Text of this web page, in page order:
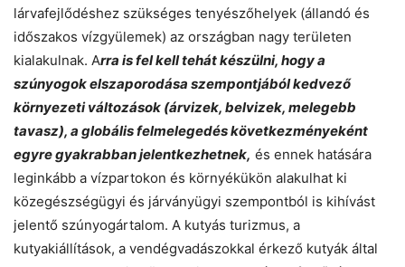
lárvafejlődéshez szükséges tenyészőhelyek (állandó és
időszakos vízgyülemek) az országban nagy területen
kialakulnak. Arra is fel kell tehát készülni, hogy a
szúnyogok elszaporodása szempontjából kedvező
környezeti változások (árvizek, belvizek, melegebb
tavasz), a globális felmelegedés következményeként
egyre gyakrabban jelentkezhetnek, és ennek hatására
leginkább a vízpartokon és környékükön alakulhat ki
közegészségügyi és járványügyi szempontból is kihívást
jelentő szúnyogártalom. A kutyás turizmus, a
kutyakiállítások, a vendégvadászokkal érkező kutyák által